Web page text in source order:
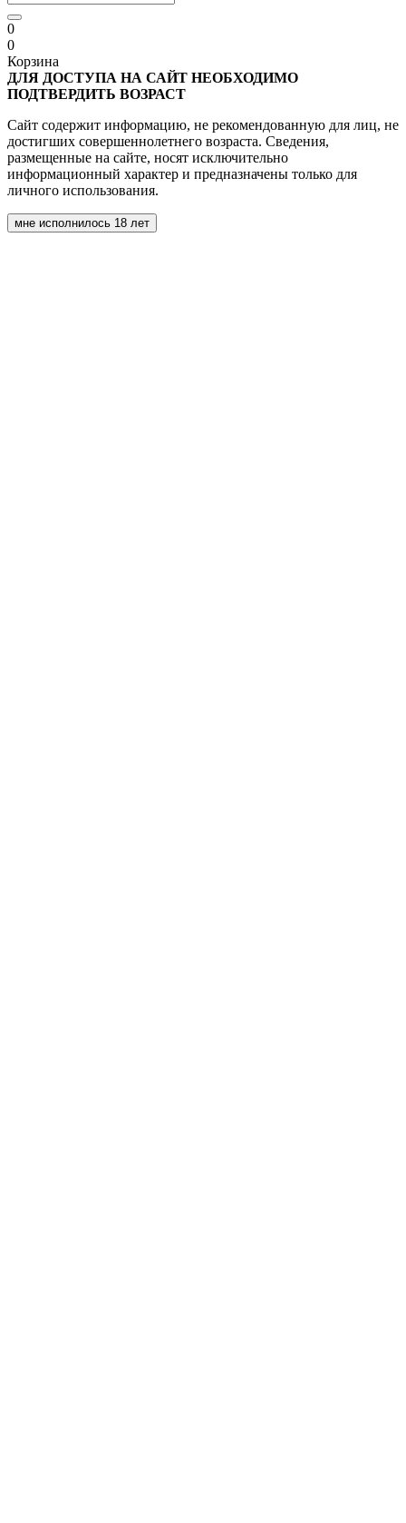
0
0
Корзина
ДЛЯ ДОСТУПА НА САЙТ НЕОБХОДИМО
ПОДТВЕРДИТЬ ВОЗРАСТ
Сайт содержит информацию, не рекомендованную для лиц, не
достигших совершеннолетнего возраста. Сведения,
размещенные на сайте, носят исключительно
информационный характер и предназначены только для
личного использования.
мне исполнилось 18 лет